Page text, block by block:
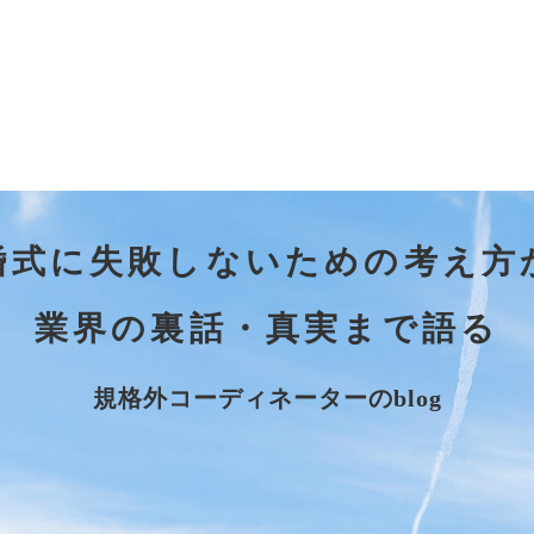
式に失敗しないための考え方
業界の裏話・真実まで語る
規格外コーディネーターのblog